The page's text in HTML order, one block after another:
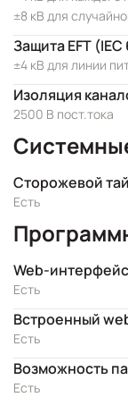
±8 кВ для
Защита EFT
±4 кВ для линии
Изоляция
2500 В пост.тока
Сторожевой
Есть
Web-интерфейс
Есть
Встроенный
Есть
Возможность
Есть